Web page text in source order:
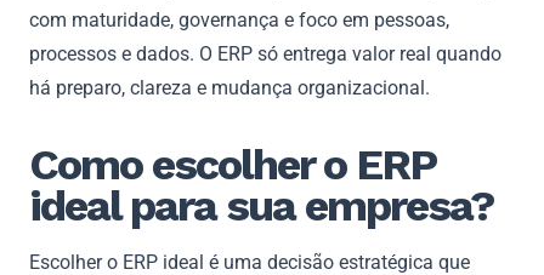
com maturidade, governança e foco em pessoas,
processos e dados. O ERP só entrega valor real quando
há preparo, clareza e mudança organizacional.
Como escolher o ERP
ideal para sua empresa?
Escolher o ERP ideal é uma decisão estratégica que